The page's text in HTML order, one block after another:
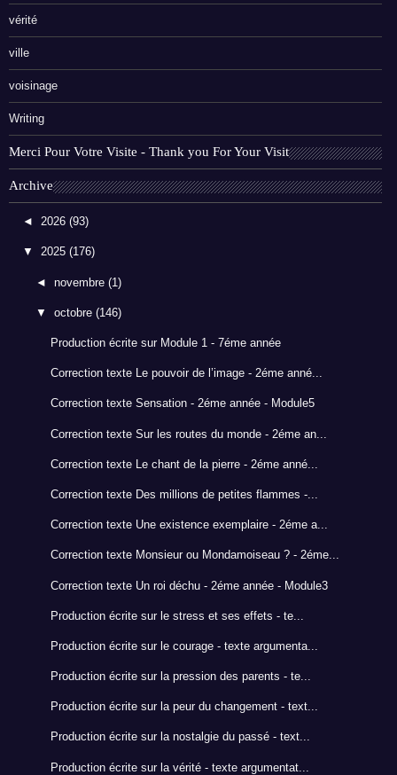
vérité
ville
voisinage
Writing
Merci Pour Votre Visite - Thank you For Your Visit
Archive
◄ 2026 (93)
▼ 2025 (176)
◄novembre(1)
▼octobre(146)
Production écrite sur Module 1 - 7éme année
Correction texte Le pouvoir de l’image - 2éme anné...
Correction texte Sensation - 2éme année - Module5
Correction texte Sur les routes du monde - 2éme an...
Correction texte Le chant de la pierre - 2éme anné...
Correction texte Des millions de petites flammes -...
Correction texte Une existence exemplaire - 2éme a...
Correction texte Monsieur ou Mondamoiseau ? - 2éme...
Correction texte Un roi déchu - 2éme année - Module3
Production écrite sur le stress et ses effets - te...
Production écrite sur le courage - texte argumenta...
Production écrite sur la pression des parents - te...
Production écrite sur la peur du changement - text...
Production écrite sur la nostalgie du passé - text...
Production écrite sur la vérité - texte argumentat...